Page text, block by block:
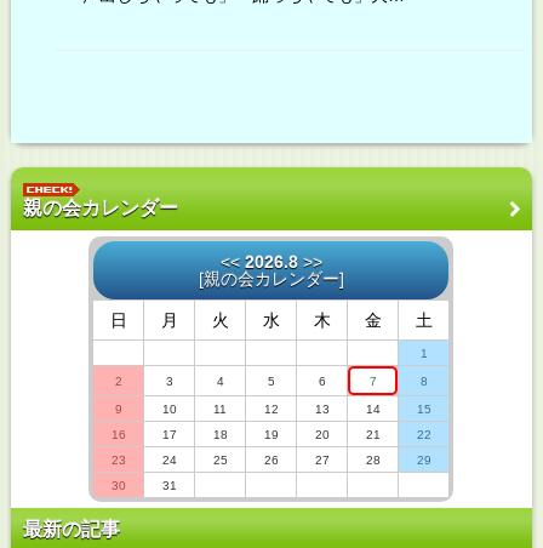
親の会カレンダー
<< 2026.8 >>
[親の会カレンダー]
日 月 火 水 木 金 土
1
2 3 4 5 6 7 8
9 10 11 12 13 14
15
16
17 18 19 20 21
22
23
24 25 26 27 28
29
30
31
最新の記事